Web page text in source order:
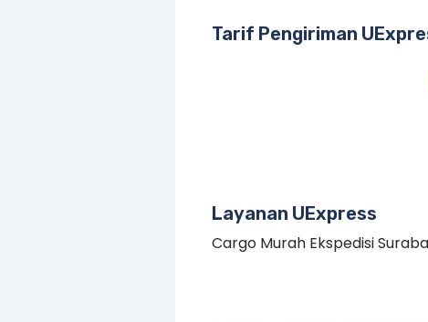
Tarif Pengiriman
Layanan UExpress
Cargo Murah Ekspedisi